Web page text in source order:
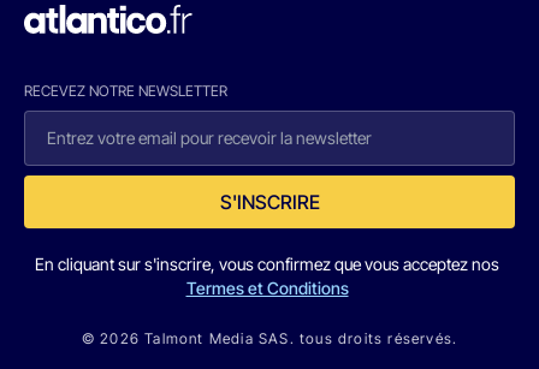
RECEVEZ NOTRE NEWSLETTER
S'INSCRIRE
En cliquant sur s'inscrire, vous confirmez que vous acceptez nos
Termes et Conditions
© 2026 Talmont Media SAS. tous droits réservés.